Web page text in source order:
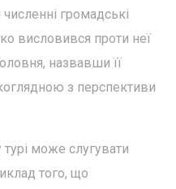
громадські
висловився проти неї
назвавши її
з перспективи
може слугувати
того, що